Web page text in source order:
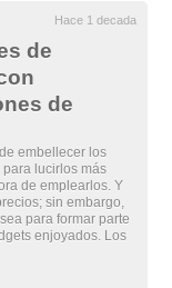
Hace 1 decada
de
de
embellecer los
lucirlos más
de emplearlos. Y
sin embargo,
para formar parte
enjoyados. Los